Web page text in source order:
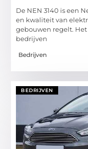
De NEN 3140 is een
en kwaliteit van
gebouwen regelt.
bedrijven
Bedrijven
BEDRIJVEN